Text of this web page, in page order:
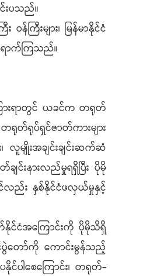
းပသည်။
န်ကြီးများ၊ မြန်မာနိုင်ငံ
ောက်ကြသည်။
ြားရာတွင် ယခင်က တရုတ်
ရုတ်ရုပ်ရှင်ဇာတ်ကားများ
မျိုးအချင်းချင်းဆက်ဆံ
င်းနားလည်မှုရရှိပြီး ပိုမို
တွင်လည်း နှစ်နိုင်ငံဖလှယ်မှုနှင့်
င်ငံအကြောင်းကို ပိုမိုသိရှိ
င်ပွဲတော်ကို ကောင်းမွန်သည့်
ပါစေကြောင်း၊ တရုတ်-